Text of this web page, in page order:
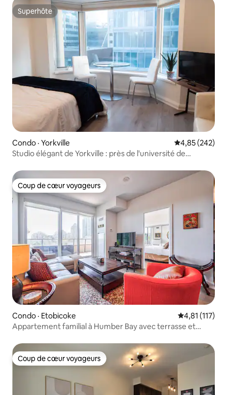
Superhôte
Superhôte
Condo · Yorkville Note
4,85 (242)
Studio élégant de Yorkville : près de l'université de
Coup de cœur voyageurs
Coup de cœur voyageurs
Condo · Etobicoke Note
4,81 (117)
Appartement familial à Humber Bay avec terrasse et
Coup de cœur voyageurs
Coup de cœur voyageurs